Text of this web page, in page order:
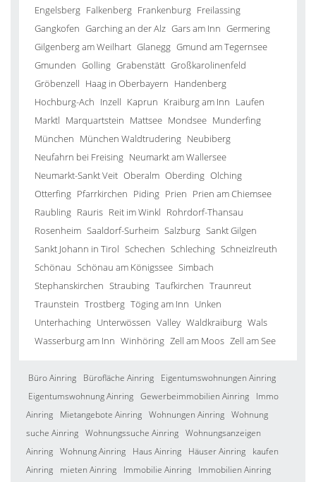
Engelsberg Falkenberg Frankenburg Freilassing
Gangkofen Garching an der Alz Gars am Inn Germering
Gilgenberg am Weilhart Glanegg Gmund am Tegernsee
Gmunden Golling Grabenstätt Großkarolinenfeld
Gröbenzell Haag in Oberbayern Handenberg
Hochburg-Ach Inzell Kaprun Kraiburg am Inn Laufen
Marktl Marquartstein Mattsee Mondsee Munderfing
München München Waldtrudering Neubiberg
Neufahrn bei Freising Neumarkt am Wallersee
Neumarkt-Sankt Veit Oberalm Oberding Olching
Otterfing Pfarrkirchen Piding Prien Prien am Chiemsee
Raubling Rauris Reit im Winkl Rohrdorf-Thansau
Rosenheim Saaldorf-Surheim Salzburg Sankt Gilgen
Sankt Johann in Tirol Schechen Schleching Schneizlreuth
Schönau Schönau am Königssee Simbach
Stephanskirchen Straubing Taufkirchen Traunreut
Traunstein Trostberg Töging am Inn Unken
Unterhaching Unterwössen Valley Waldkraiburg Wals
Wasserburg am Inn Winhöring Zell am Moos Zell am See
Büro Ainring Bürofläche Ainring
Eigentumswohnungen Ainring
Eigentumswohnung Ainring Gewerbeimmobilien Ainring
Immo
Ainring
Mietangebote Ainring Wohnungen Ainring Wohnung
suche Ainring Wohnungssuche Ainring Wohnungsanzeigen
Ainring Wohnung Ainring Haus Ainring Häuser Ainring
kaufen
Ainring
mieten Ainring Immobilie Ainring
Immobilien Ainring